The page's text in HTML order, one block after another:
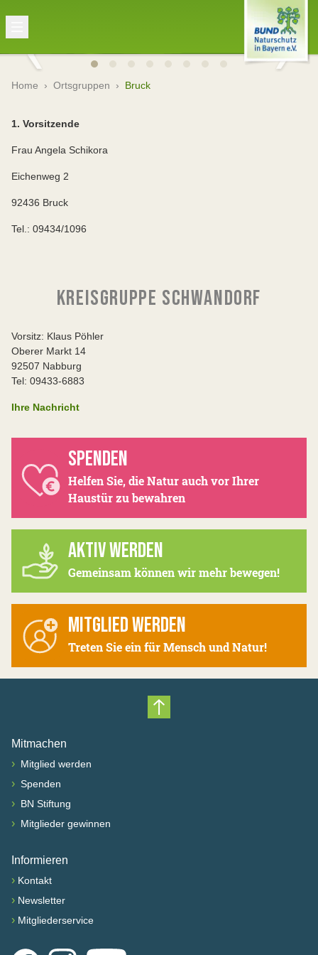
Home › Ortsgruppen › Bruck
1. Vorsitzende
Frau Angela Schikora
Eichenweg 2
92436 Bruck
Tel.: 09434/1096
KREISGRUPPE SCHWANDORF
Vorsitz: Klaus Pöhler
Oberer Markt 14
92507 Nabburg
Tel: 09433-6883
Ihre Nachricht
SPENDEN
Helfen Sie, die Natur auch vor Ihrer
Haustür zu bewahren
AKTIV WERDEN
Gemeinsam können wir mehr bewegen!
MITGLIED WERDEN
Treten Sie ein für Mensch und Natur!
Nach oben scrollen
Mitmachen
› Mitglied werden
› Spenden
› BN Stiftung
› Mitglieder gewinnen
Informieren
› Kontakt
› Newsletter
› Mitgliederservice